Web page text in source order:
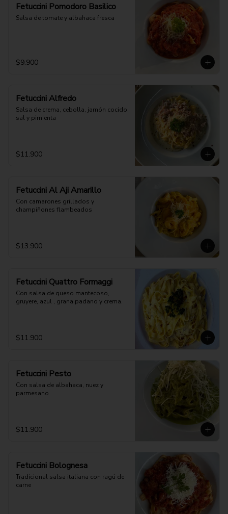
Fetuccini Pomodoro Basilico
Salsa de tomate y albahaca fresca
$9.900
Fetuccini Alfredo
Salsa de crema, cebolla, jamón cocido,
sal y pimienta
$11.900
Fetuccini Al Aji Amarillo
Con camarones grillados y
champiñones flambeados
$13.900
Fetuccini Quattro Formaggi
Con salsa de queso mantecoso,
gruyere, azul , grana padano y crema.
$11.900
Fetuccini Pesto
Con salsa de albahaca, nuez y
parmesano
$11.900
Fetuccini Bolognesa
Tradicional salsa italiana con ragú de
carne